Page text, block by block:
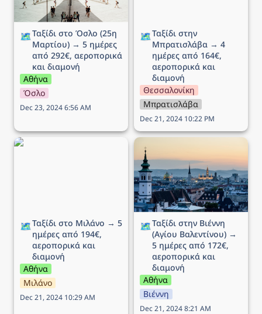
🗺️Ταξίδι στο Όσλο (25η
Μαρτίου) → 5 ημέρες
από 292€, αεροπορικά
και διαμονή
Αθήνα
Όσλο
Dec 23, 2024 6:56 AM
🗺️Ταξίδι στην
Μπρατισλάβα → 4
ημέρες από 164€,
αεροπορικά και
διαμονή
Θεσσαλονίκη
Μπρατισλάβα
Dec 21, 2024 10:22 PM
Ταξίδι στο Μιλάνο → 5
🗺️Ταξίδι στο Μιλάνο → 5
ημέρες από 194€,
αεροπορικά και
διαμονή
Αθήνα
Μιλάνο
Dec 21, 2024 10:29 AM
Ταξίδι στην Βιέννη (Αγίου
Βαλεντίνου) → 5 ημέρες
από 172€, αεροπορικά
και διαμονή
🗺️Ταξίδι στην Βιέννη
(Αγίου Βαλεντίνου) →
5 ημέρες από 172€,
αεροπορικά και
διαμονή
Αθήνα
Βιέννη
Dec 21, 2024 8:21 AM